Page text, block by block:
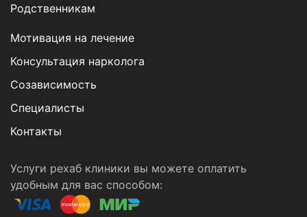
Родственникам
Мотивация на лечение
Консультация нарколога
Созависимость
Специалисты
Контакты
Услуги рехаб клиники вы можете оплатить
удобным для вас способом: